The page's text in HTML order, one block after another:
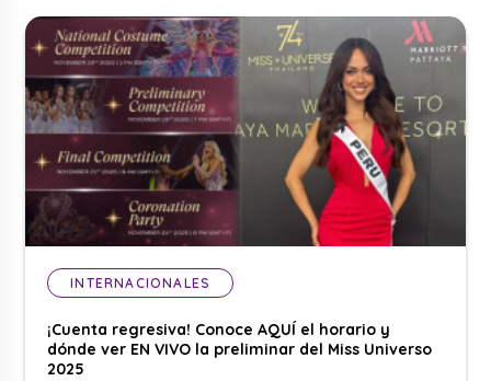
INTERNACIONALES
¡Cuenta regresiva! Conoce AQUÍ el horario y
dónde ver EN VIVO la preliminar del Miss Universo
2025